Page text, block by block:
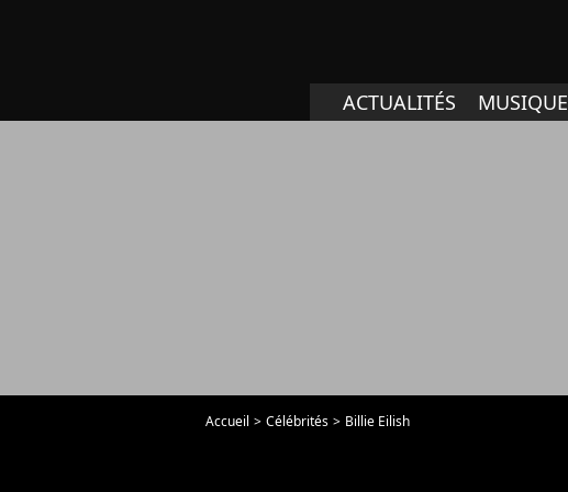
ACTUALITÉS MUSIQUE
Accueil Célébrités Billie Eilish